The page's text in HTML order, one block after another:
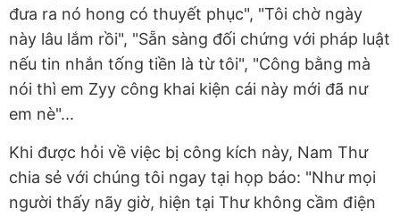
đưa ra nó hong có thuyết phục", "Tôi chờ ngày
này lâu lắm rồi", "Sẵn sàng đối chứng với pháp luật
nếu tin nhắn tống tiền là từ tôi", "Công bằng mà
nói thì em Zyy công khai kiện cái này mới đã nư
em nè"...
Khi được hỏi về việc bị công kích này, Nam Thư
chia sẻ với chúng tôi ngay tại họp báo: "Như mọi
người thấy nãy giờ, hiện tại Thư không cầm điện